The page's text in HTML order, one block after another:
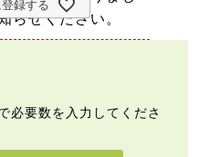
らせください。
録する